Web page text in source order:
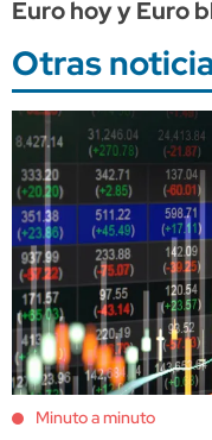
Euro hoy y Euro
Otras
Minuto a minuto